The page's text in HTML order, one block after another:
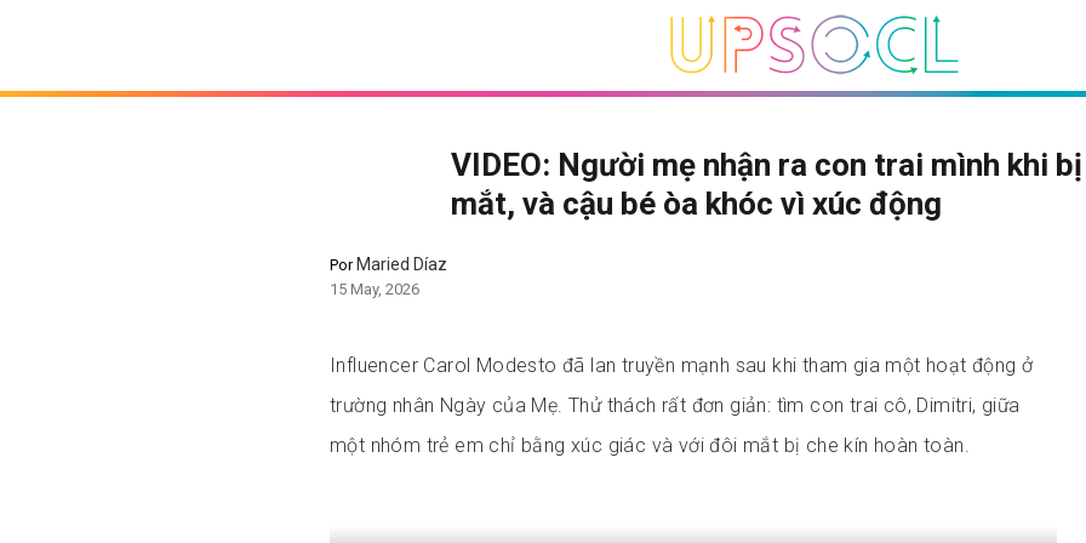
VIDEO: Người mẹ nhận ra con trai mình khi
mắt, và cậu bé òa khóc vì xúc động
PorMaried Díaz
15 May, 2026
Influencer Carol Modesto đã lan truyền mạnh sau khi tham gia một hoạt động ở
trường nhân Ngày của Mẹ. Thử thách rất đơn giản: tìm con trai cô, Dimitri, giữa
một nhóm trẻ em chỉ bằng xúc giác và với đôi mắt bị che kín hoàn toàn.